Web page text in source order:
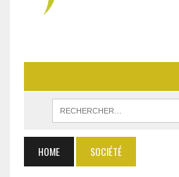
HOME SOCIÉTÉ